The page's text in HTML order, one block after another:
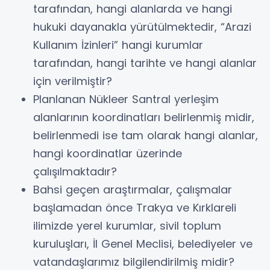
tarafından, hangi alanlarda ve hangi
hukuki dayanakla yürütülmektedir, “Arazi
Kullanım İzinleri” hangi kurumlar
tarafından, hangi tarihte ve hangi alanlar
için verilmiştir?
Planlanan Nükleer Santral yerleşim
alanlarının koordinatları belirlenmiş midir,
belirlenmedi ise tam olarak hangi alanlar,
hangi koordinatlar üzerinde
çalışılmaktadır?
Bahsi geçen araştırmalar, çalışmalar
başlamadan önce Trakya ve Kırklareli
ilimizde yerel kurumlar, sivil toplum
kuruluşları, İl Genel Meclisi, belediyeler ve
vatandaşlarımız bilgilendirilmiş midir?